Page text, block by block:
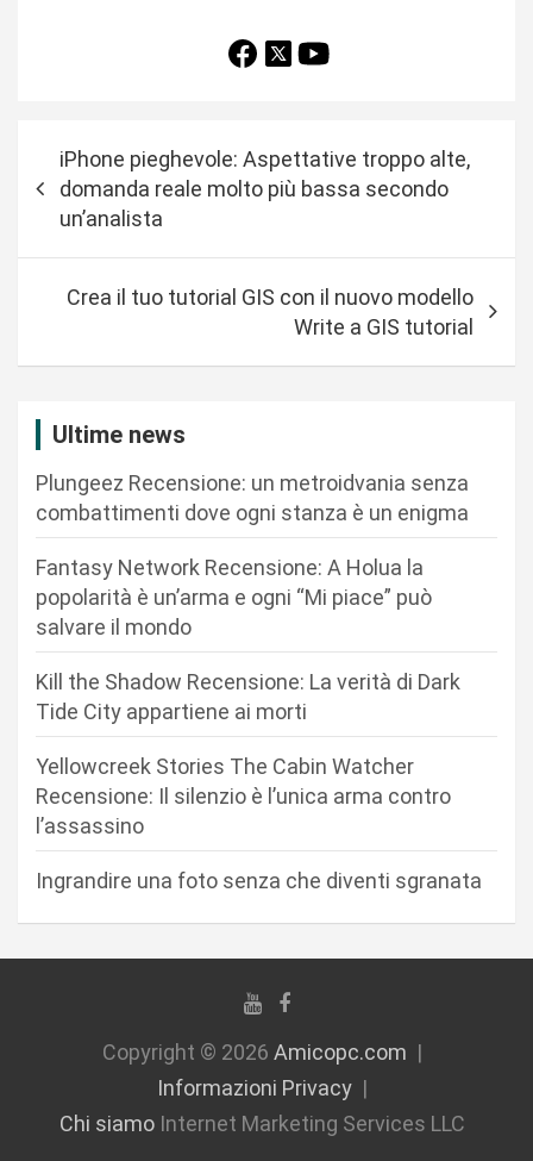
i
z
iPhone pieghevole: Aspettative troppo alte,
domanda reale molto più bassa secondo
un’analista
Crea il tuo tutorial GIS con il nuovo modello
Write a GIS tutorial
Ultime news
Plungeez Recensione: un metroidvania senza
combattimenti dove ogni stanza è un enigma
Fantasy Network Recensione: A Holua la
popolarità è un’arma e ogni “Mi piace” può
salvare il mondo
Kill the Shadow Recensione: La verità di Dark
Tide City appartiene ai morti
Yellowcreek Stories The Cabin Watcher
Recensione: Il silenzio è l’unica arma contro
l’assassino
Ingrandire una foto senza che diventi sgranata
Copyright © 2026 Amicopc.com
Informazioni Privacy
Chi siamoInternet Marketing Services LLC